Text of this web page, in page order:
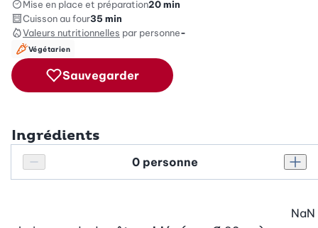
Mise en place et préparation20 min
Cuisson au four35 min
Valeurs nutritionnelles par personne-
Végétarien
Sauvegarder
Ingrédients
Réduire le nombre de personnes
Personnes
NaN